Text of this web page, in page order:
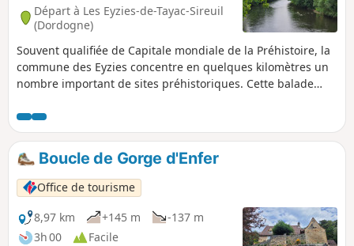
Départ à Les Eyzies-de-Tayac-Sireuil
(Dordogne)
Souvent qualifiée de Capitale mondiale de la Préhistoire, la
commune des Eyzies concentre en quelques kilomètres un
nombre important de sites préhistoriques. Cette balade
fait découvrir la richesse du patrimoine de ces lieux.
Boucle de Gorge d'Enfer
Office de tourisme
8,97 km
+145 m
-137 m
3h 00
Facile